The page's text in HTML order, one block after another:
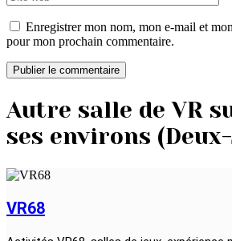
Enregistrer mon nom, mon e-mail et
pour mon prochain commentaire.
Autre salle de VR
ses environs
VR68